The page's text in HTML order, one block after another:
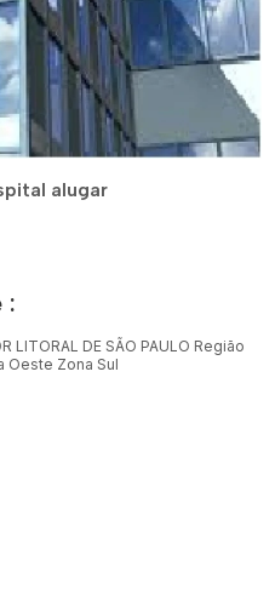
alugar
:
LITORAL DE SÃO PAULO Região
Oeste Zona Sul